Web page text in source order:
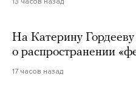
На Катерину
о распространении
17 часов назад